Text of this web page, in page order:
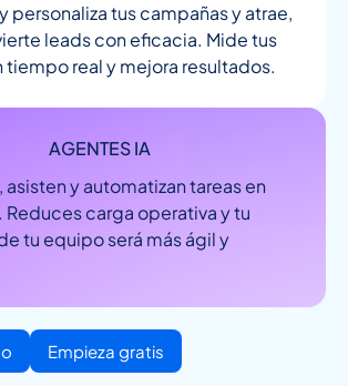
personaliza tus campañas y atrae,
leads con eficacia. Mide tus
tiempo real y mejora resultados.
AGENTES IA
asisten y automatizan tareas en
carga operativa y tu
tu equipo será más ágil y
Empieza gratis